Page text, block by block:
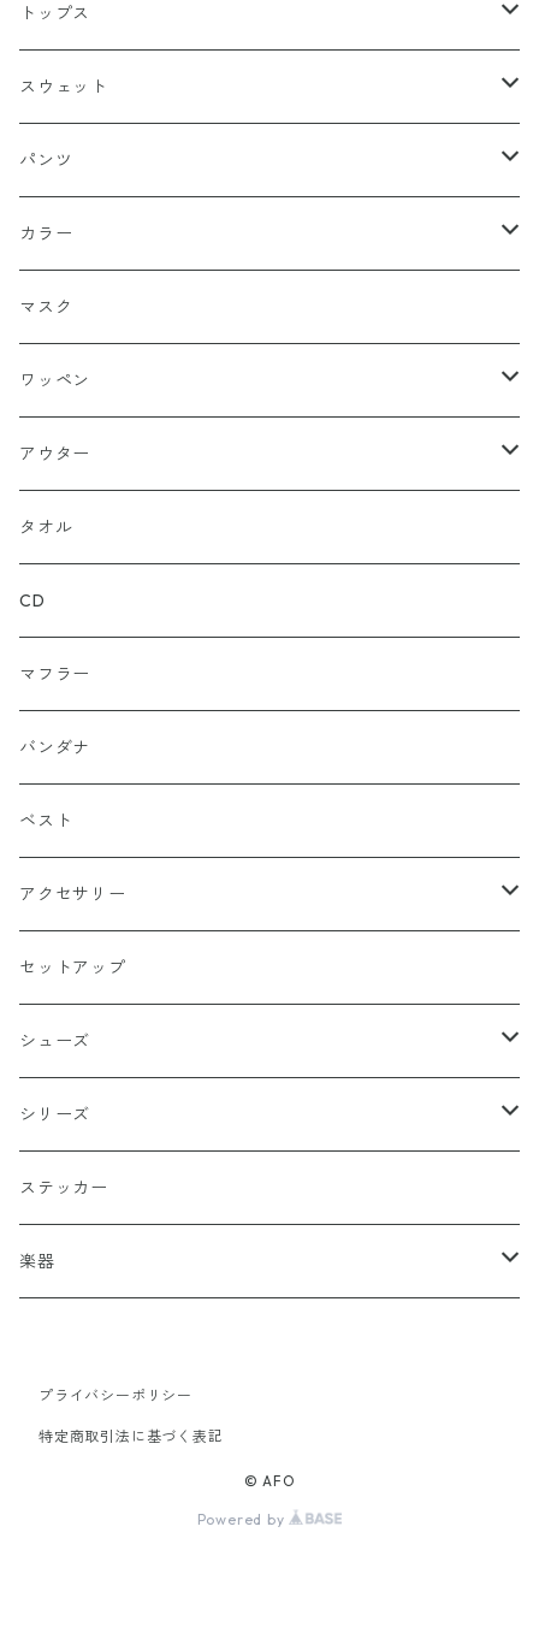
キャップ
スナップバック
フィッテド（サイズ調整無）
ドゥラグ
スカルキャップ
ハンチング
ニットキャップ
ハット
トップス
Ｔシャツ
半袖
長袖
シャツ（半袖）
シャツ（長袖）
トレーナー
パーカー
ジップアップ
プルオーバー
ロンＴ
総柄
タンクトップ
セーター
ポロシャツ
半袖
長袖
スウェット
トレーナー
パーカー
パンツ
ハーフ
ロング
ストレート
ルーズ
カラー
ブラック
ネイビー
グレー
ゴールド（金）
カーキグリーン
カーキーベージュ
ブルー
ワイン
グリーン
ベージュ
チャコール
ホワイト
イエロー
オレンジ
ブラウン
マスク
ワッペン
ロゴ
キャラクター
アシュラ
バッターマン（野球）
家紋
丸型
炎（ファイア）
四角型
ホラー
ペンタグラム
楯型
スポーツ
国旗
十字（クロス）
和柄
アウター
ジャケット
タオル
CD
マフラー
バンダナ
ベスト
アクセサリー
ペンダント
ブレスレッド
セットアップ
シューズ
DADA
シリーズ
阿修羅
DEATH ANGEL
2FACE（TWO FACE）
ステッカー
楽器
レスポール
プライバシーポリシー
特定商取引法に基づく表記
© AFO
Powered by